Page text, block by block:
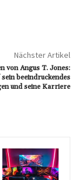
Nächster Artikel
von Angus T. Jones:
beeindruckendes
und seine Karriere